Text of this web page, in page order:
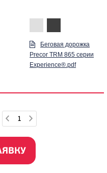
Беговая дорожка
Precor TRM 865 серии
Experience®.pdf